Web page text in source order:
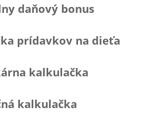
daňový bonus
prídavkov na dieťa
kalkulačka
kalkulačka